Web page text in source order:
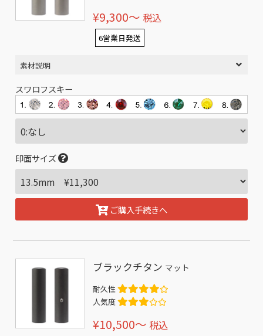
¥9,300〜 税込
6営業日発送
素材説明
スワロフスキー
印面サイズ
ご購入手続きへ
ブラックチタン マット
耐久性
人気度
¥10,500〜 税込